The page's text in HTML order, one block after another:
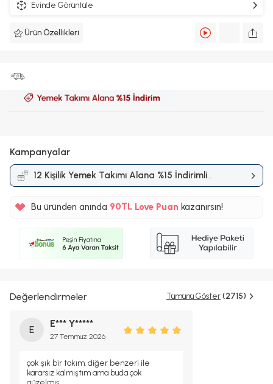
Evinde Görüntüle
Ürün Özellikleri
Kampanyalar
12 Kişilik Yemek Takımı Alana %15 İndirimli
Kampanyası
Bu üründen anında 90TL Love Puan kazanırsın!
Değerlendirmeler Tümünü Göster (2715)
E
E*** Y*****
27 Temmuz 2026
çok şık bir takım. diğer benzeri ile
kararsız kalmıştım ama buda çok